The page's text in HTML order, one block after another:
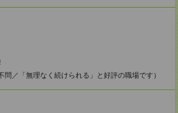
問／「無理なく続けられる」と好評の職場です）